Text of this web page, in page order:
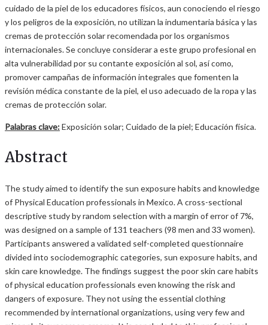
cuidado de la piel de los educadores físicos, aun conociendo el riesgo
y los peligros de la exposición, no utilizan la indumentaria básica y las
cremas de protección solar recomendada por los organismos
internacionales. Se concluye considerar a este grupo profesional en
alta vulnerabilidad por su contante exposición al sol, así como,
promover campañas de información integrales que fomenten la
revisión médica constante de la piel, el uso adecuado de la ropa y las
cremas de protección solar.
Palabras clave:Exposición solar; Cuidado de la piel; Educación física.
Abstract
The study aimed to identify the sun exposure habits and knowledge
of Physical Education professionals in Mexico. A cross-sectional
descriptive study by random selection with a margin of error of 7%,
was designed on a sample of 131 teachers (98 men and 33 women).
Participants answered a validated self-completed questionnaire
divided into sociodemographic categories, sun exposure habits, and
skin care knowledge. The findings suggest the poor skin care habits
of physical education professionals even knowing the risk and
dangers of exposure. They not using the essential clothing
recommended by international organizations, using very few and